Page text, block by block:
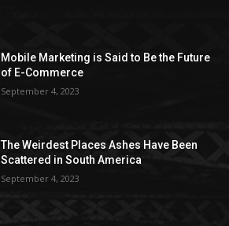
Mobile Marketing is Said to Be the Future
of E-Commerce
September 4, 2023
The Weirdest Places Ashes Have Been
Scattered in South America
September 4, 2023